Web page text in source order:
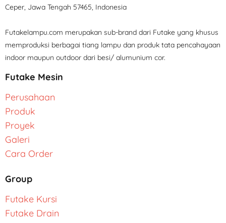
Ceper, Jawa Tengah 57465, Indonesia
Futakelampu.com merupakan sub-brand dari Futake yang khusus
memproduksi berbagai tiang lampu dan produk tata pencahayaan
indoor maupun outdoor dari besi/ alumunium cor.
Futake Mesin
Perusahaan
Produk
Proyek
Galeri
Cara Order
Group
Futake Kursi
Futake Drain